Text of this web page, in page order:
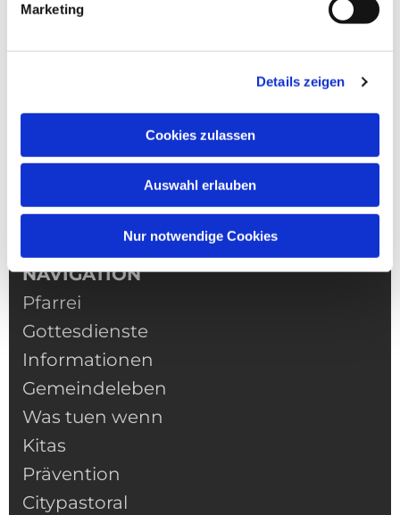
Marketing
Details zeigen
Cookies zulassen
Auswahl erlauben
Nur notwendige Cookies
NAVIGATION
Pfarrei
Gottesdienste
Informationen
Gemeindeleben
Was tuen wenn
Kitas
Prävention
Citypastoral